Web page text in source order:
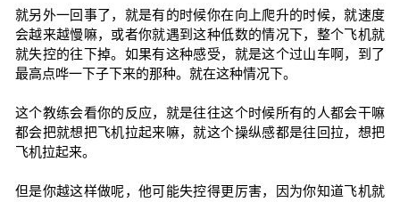
就另外一回事了，就是有的时候你在向上爬升的时候，就速度
会越来越慢嘛，或者你就遇到这种低数的情况下，整个飞机就
就失控的往下掉。如果有这种感受，就是这个过山车啊，到了
最高点哗一下子下来的那种。就在这种情况下。
这个教练会看你的反应，就是往往这个时候所有的人都会干嘛
都会把就想把飞机拉起来嘛，就这个操纵感都是往回拉，想把
飞机拉起来。
但是你越这样做呢，他可能失控得更厉害，因为你知道飞机就